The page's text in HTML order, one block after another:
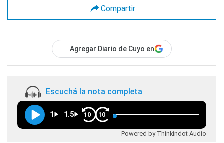
Compartir
Agregar Diario de Cuyo en
Escuchá la nota completa
1 1.5 10 10
Powered by Thinkindot Audio